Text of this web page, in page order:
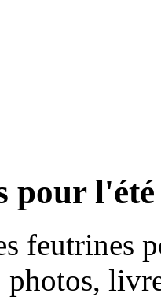
pour
feutrines
photos,